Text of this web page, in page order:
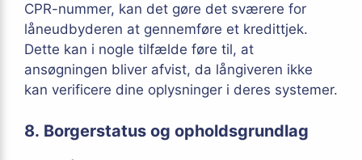
CPR-nummer, kan det gøre det sværere for
låneudbyderen at gennemføre et kredittjek.
Dette kan i nogle tilfælde føre til, at
ansøgningen bliver afvist, da långiveren ikke
kan verificere dine oplysninger i deres systemer.
8. Borgerstatus og opholdsgrundlag